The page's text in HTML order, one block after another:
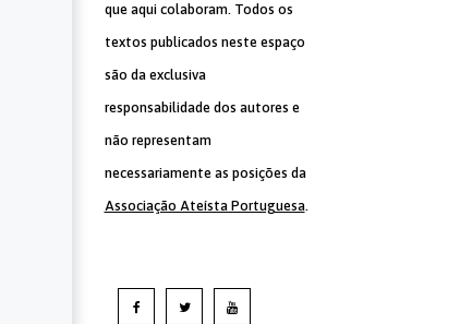
que aqui colaboram. Todos os
textos publicados neste espaço
são da exclusiva
responsabilidade dos autores e
não representam
necessariamente as posições da
Associação Ateísta Portuguesa.